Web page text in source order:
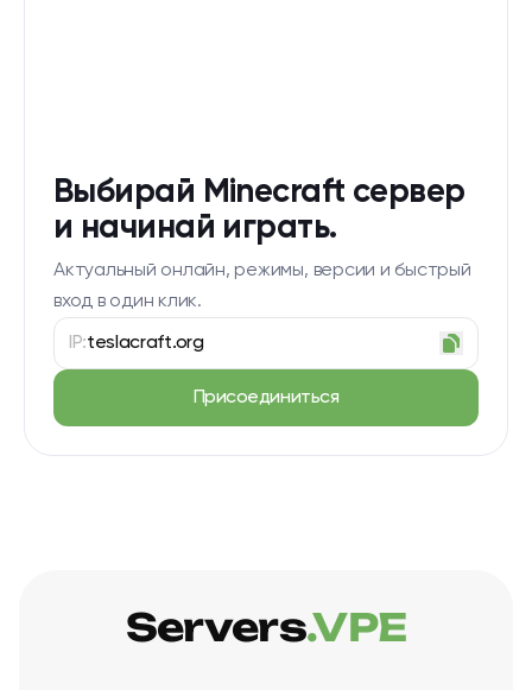
Выбирай Minecraft сервер
и начинай играть.
Актуальный онлайн, режимы, версии и быстрый
вход в один клик.
IP:teslacraft.org
Присоединиться
Servers.VPE